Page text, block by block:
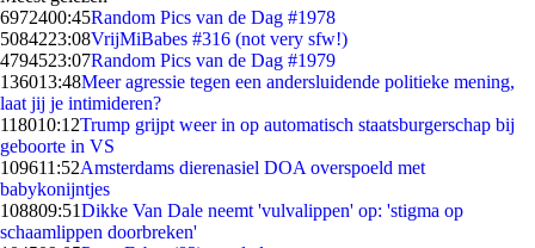
6972400:45Random Pics van de Dag #1978
5084223:08VrijMiBabes #316 (not very sfw!)
4794523:07Random Pics van de Dag #1979
136013:48Meer agressie tegen een andersluidende politieke mening,
laat jij je intimideren?
118010:12Trump grijpt weer in op automatisch staatsburgerschap bij
geboorte in VS
109611:52Amsterdams dierenasiel DOA overspoeld met
babykonijntjes
108809:51Dikke Van Dale neemt 'vulvalippen' op: 'stigma op
schaamlippen doorbreken'